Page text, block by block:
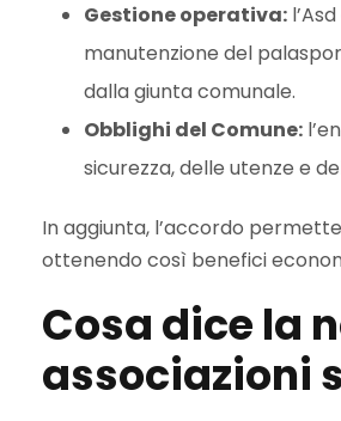
Gestione operativa:
manutenzione del
dalla giunta comunale.
Obblighi del Comune:
sicurezza, delle utenze e
In aggiunta, l’accordo
ottenendo così benefici
Cosa dice la
associazioni